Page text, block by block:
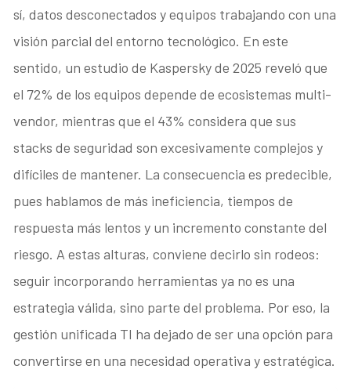
sí, datos desconectados y equipos trabajando con una
visión parcial del entorno tecnológico. En este
sentido, un estudio de Kaspersky de 2025 reveló que
el 72% de los equipos depende de ecosistemas multi-
vendor, mientras que el 43% considera que sus
stacks de seguridad son excesivamente complejos y
difíciles de mantener. La consecuencia es predecible,
pues hablamos de más ineficiencia, tiempos de
respuesta más lentos y un incremento constante del
riesgo. A estas alturas, conviene decirlo sin rodeos:
seguir incorporando herramientas ya no es una
estrategia válida, sino parte del problema. Por eso, la
gestión unificada TI ha dejado de ser una opción para
convertirse en una necesidad operativa y estratégica.